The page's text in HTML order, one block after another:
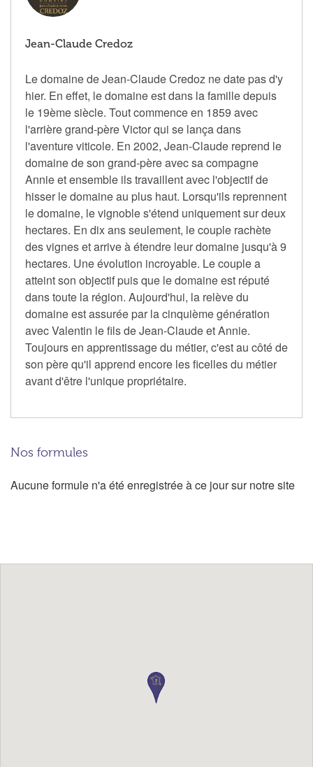
Jean-Claude Credoz
Le domaine de Jean-Claude Credoz ne date pas d'y
hier. En effet, le domaine est dans la famille depuis
le 19ème siècle. Tout commence en 1859 avec
l'arrière grand-père Victor qui se lança dans
l'aventure viticole. En 2002, Jean-Claude reprend le
domaine de son grand-père avec sa compagne
Annie et ensemble ils travaillent avec l'objectif de
hisser le domaine au plus haut. Lorsqu'ils reprennent
le domaine, le vignoble s'étend uniquement sur deux
hectares. En dix ans seulement, le couple rachète
des vignes et arrive à étendre leur domaine jusqu'à 9
hectares. Une évolution incroyable. Le couple a
atteint son objectif puis que le domaine est réputé
dans toute la région. Aujourd'hui, la relève du
domaine est assurée par la cinquième génération
avec Valentin le fils de Jean-Claude et Annie.
Toujours en apprentissage du métier, c'est au côté de
son père qu'il apprend encore les ficelles du métier
avant d'être l'unique propriétaire.
Nos formules
Aucune formule n'a été enregistrée à ce jour sur notre site